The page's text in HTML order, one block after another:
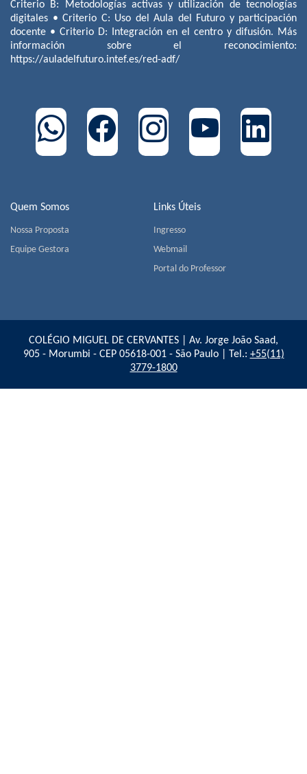
Quem Somos
Nossa Proposta
Equipe Gestora
Links Úteis
Ingresso
Webmail
Portal do Professor
Criterio B: Metodologías activas y utilización de tecnologías
digitales • Criterio C: Uso del Aula del Futuro y participación
docente • Criterio D: Integración en el centro y difusión. Más
información sobre el reconocimiento:
https://auladelfuturo.intef.es/red-adf/
COLÉGIO MIGUEL DE CERVANTES | Av. Jorge João Saad,
905 - Morumbi - CEP 05618-001 - São Paulo | Tel.: +55(11)
3779-1800